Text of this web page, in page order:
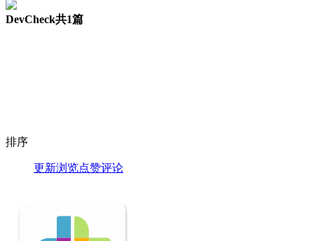
DevCheck共1篇
排序
更新浏览点赞评论